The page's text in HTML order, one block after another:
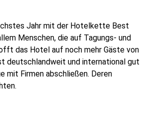
Jahr mit der Hotelkette Best
Menschen, die auf Tagungs- und
das Hotel auf noch mehr Gäste von
deutschlandweit und international gut
mit Firmen abschließen. Deren